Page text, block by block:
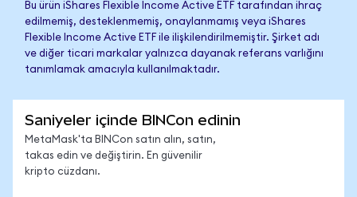
Bu ürün iShares Flexible Income Active ETF tarafından ihraç
edilmemiş, desteklenmemiş, onaylanmamış veya iShares
Flexible Income Active ETF ile ilişkilendirilmemiştir. Şirket adı
ve diğer ticari markalar yalnızca dayanak referans varlığını
tanımlamak amacıyla kullanılmaktadır.
Saniyeler içinde BINCon edinin
MetaMask'ta BINCon satın alın, satın,
takas edin ve değiştirin. En güvenilir
kripto cüzdanı.